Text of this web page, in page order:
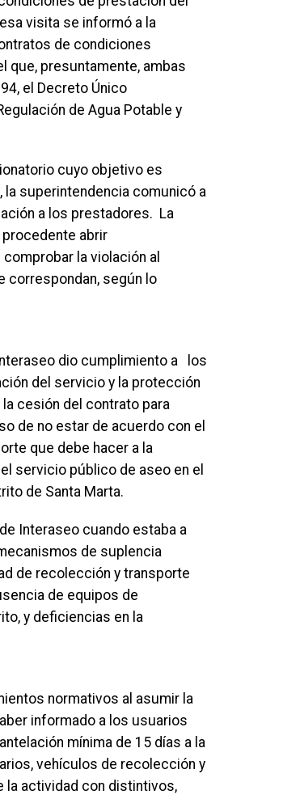
visita se informó a la
de condiciones
que, presuntamente, ambas
el Decreto Único
de Agua Potable y
cuyo objetivo es
superintendencia comunicó a
a los prestadores. La
abrir
la violación al
correspondan, según lo
dio cumplimiento a los
del servicio y la protección
cesión del contrato para
de no estar de acuerdo con el
que debe hacer a la
servicio público de aseo en el
de Santa Marta.
Interaseo cuando estaba a
de suplencia
de recolección y transporte
de equipos de
y deficiencias en la
normativos al asumir la
informado a los usuarios
mínima de 15 días a la
vehículos de recolección y
la actividad con distintivos,